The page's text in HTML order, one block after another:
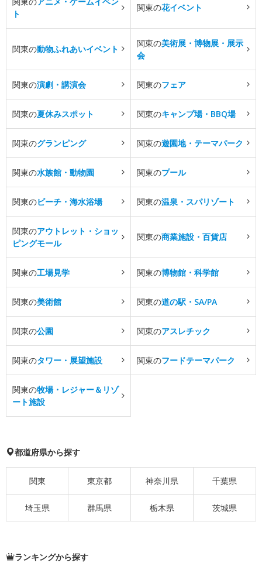
ト
関東の花イベント
関東の動物ふれあいイベント
関東の美術展・博物展・展示
会
関東の演劇・講演会 関東のフェア
関東の夏休みスポット 関東のキャンプ場・BBQ場
関東のグランピング 関東の遊園地・テーマパーク
関東の水族館・動物園 関東のプール
関東のビーチ・海水浴場 関東の温泉・スパリゾート
関東のアウトレット・ショッ
ピングモール
関東の商業施設・百貨店
関東の工場見学 関東の博物館・科学館
関東の美術館 関東の道の駅・SA/PA
関東の公園 関東のアスレチック
関東のタワー・展望施設 関東のフードテーマパーク
関東の牧場・レジャー＆リゾ
ート施設
都道府県から探す
関東 東京都 神奈川県 千葉県
埼玉県 群馬県 栃木県 茨城県
ランキングから探す